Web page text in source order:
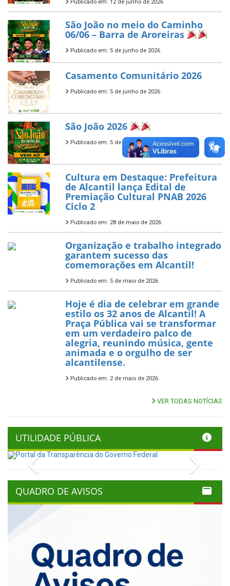
Publicado em: 12 de junho de 2026
São João no meio do Caminho
06/06 – Barra de Aroreiras
Publicado em: 5 de junho de 2026
Casamento Comunitário 2026
Publicado em: 5 de junho de 2026
São João 2026
Publicado em: 5 de junho de 2026
Cultura em Destaque: Prefeitura
de Alcantil lança Edital de
Premiação Cultural PNAB 2026
Ciclo 2
Publicado em: 28 de maio de 2026
Organização e trabalho integrado
garantem sucesso das
comemorações em Alcantil!
Publicado em: 5 de maio de 2026
Hoje é dia de celebrar em grande
estilo os 32 anos de Alcantil! A
Praça Pública vai se transformar
em um verdadeiro palco de
alegria, reunindo música, gente
animada e o orgulho de ser
alcantilense.
Publicado em: 2 de maio de 2026
VER TODAS NOTÍCIAS
UTILIDADE PÚBLICA
Previous
QUADRO DE AVISOS